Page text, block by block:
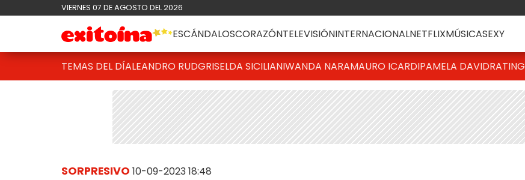
VIERNES 07 DE AGOSTO DEL 2026
ESCÁNDALOSCORAZÓNTELEVISIÓNINTERNACIONALNETFLIXMÚSICASEXY
TEMAS DEL DÍALEANDRO RUDGRISELDA SICILIANIWANDA NARAMAURO ICARDIPAMELA DAVIDRATING
SORPRESIVO 10-09-2023 18:48